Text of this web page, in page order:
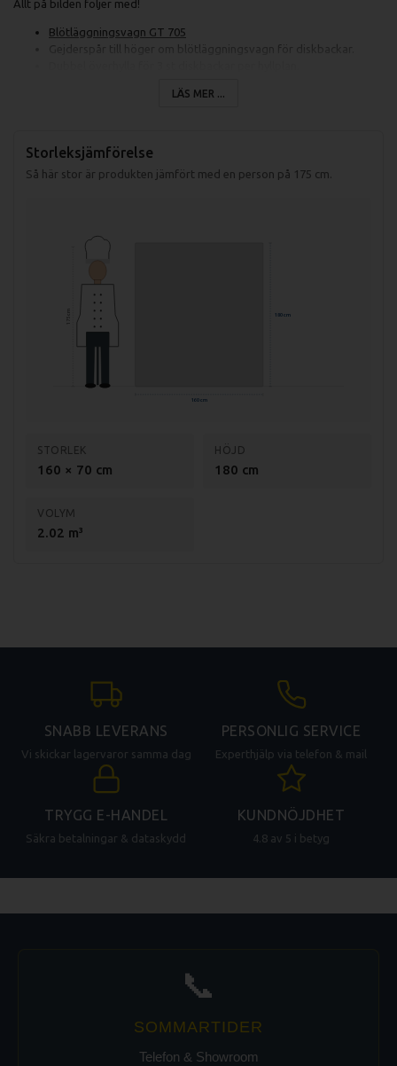
Allt på bilden följer med!
Blötläggningsvagn GT 705
Gejderspår till höger om blötläggningsvagn för diskbackar.
Vi hjälper dig med din rostfria
inredning till storkök.
LÄS MER ...
Storleksjämförelse
Så här stor är produkten jämfört med en person på 175 cm.
175 cm 180 cm
160 cm
STORLEK
160 × 70 cm
HÖJD
180 cm
VOLYM
2.02 m³
SNABB LEVERANS
Vi skickar lagervaror samma dag
PERSONLIG SERVICE
Experthjälp via telefon & mail
TRYGG E-HANDEL
Säkra betalningar & dataskydd
KUNDNÖJDHET
4.8 av 5 i betyg
📞
SOMMARTIDER
Telefon & Showroom